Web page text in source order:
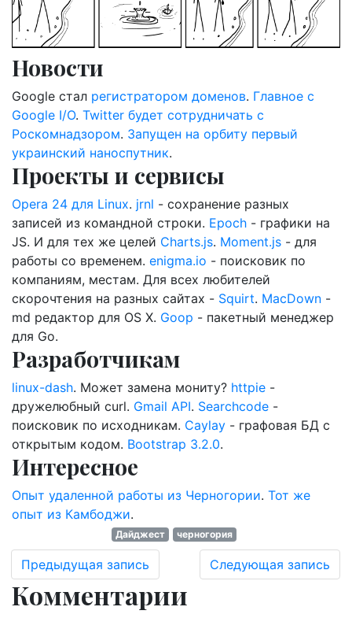
Новости
Google стал регистратором доменов. Главное с
Google I/O. Twitter будет сотрудничать с
Роскомнадзором. Запущен на орбиту первый
украинский наноспутник.
Проекты и сервисы
Opera 24 для Linux. jrnl - сохранение разных
записей из командной строки. Epoch - графики на
JS. И для тех же целей Charts.js. Moment.js - для
работы со временем. enigma.io - поисковик по
компаниям, местам. Для всех любителей
скорочтения на разных сайтах - Squirt. MacDown -
md редактор для OS X. Goop - пакетный менеджер
для Go.
Разработчикам
linux-dash. Может замена мониту? httpie -
дружелюбный curl. Gmail API. Searchcode -
поисковик по исходникам. Caylay - графовая БД с
открытым кодом. Bootstrap 3.2.0.
Интересное
Опыт удаленной работы из Черногории. Тот же
опыт из Камбоджи.
Дайджест черногория
Предыдущая запись Следующая запись
Комментарии